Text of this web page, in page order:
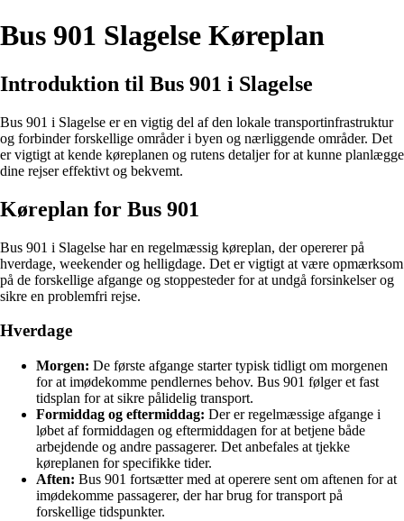
Bus 901 Slagelse Køreplan
Introduktion til Bus 901 i Slagelse
Bus 901 i Slagelse er en vigtig del af den lokale transportinfrastruktur
og forbinder forskellige områder i byen og nærliggende områder. Det
er vigtigt at kende køreplanen og rutens detaljer for at kunne planlægge
dine rejser effektivt og bekvemt.
Køreplan for Bus 901
Bus 901 i Slagelse har en regelmæssig køreplan, der opererer på
hverdage, weekender og helligdage. Det er vigtigt at være opmærksom
på de forskellige afgange og stoppesteder for at undgå forsinkelser og
sikre en problemfri rejse.
Hverdage
Morgen: De første afgange starter typisk tidligt om morgenen
for at imødekomme pendlernes behov. Bus 901 følger et fast
tidsplan for at sikre pålidelig transport.
Formiddag og eftermiddag: Der er regelmæssige afgange i
løbet af formiddagen og eftermiddagen for at betjene både
arbejdende og andre passagerer. Det anbefales at tjekke
køreplanen for specifikke tider.
Aften: Bus 901 fortsætter med at operere sent om aftenen for at
imødekomme passagerer, der har brug for transport på
forskellige tidspunkter.